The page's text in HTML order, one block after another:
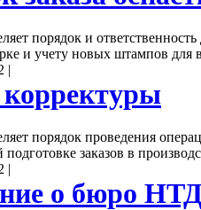
порядок и
и учету новых штампов для
|
порядок проведения
заказов в
|
о бюро